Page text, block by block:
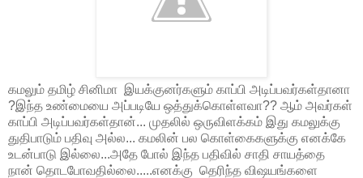
கமலும் தமிழ் சினிமா இயக்குனர்களும் காப்பி அடிப்பவர்கள்தானா
?இந்த உண்மையை அப்படியே ஒத்துக்கொள்ளவா?? ஆம் அவர்கள்
காப்பி அடிப்பவர்கள்தான்... முதலில் ஒருவிளக்கம் இது கமலுக்கு
துதிபாடும் பதிவு அல்ல... கமலின் பல கொள்கைகளுக்கு எனக்கே
உடன்பாடு இல்லை...அதே போல் இந்த பதிவில் சாதி சாயத்தை
நான் தொடபோவதில்லை.....எனக்கு தெரிந்த விஷயங்களை